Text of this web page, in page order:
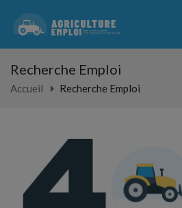
Recherche Emploi
Accueil Recherche Emploi